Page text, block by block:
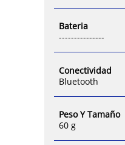
Bateria
---------------
Conectividad
Bluetooth
Peso Y Tamaño
60 g